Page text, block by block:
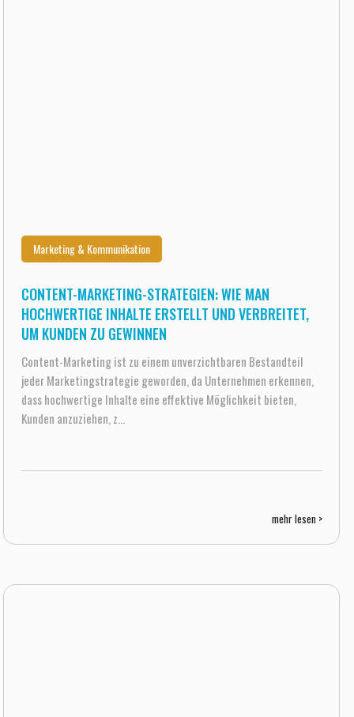
Marketing & Kommunikation
CONTENT-MARKETING-STRATEGIEN: WIE MAN
HOCHWERTIGE INHALTE ERSTELLT UND VERBREITET,
UM KUNDEN ZU GEWINNEN
Content-Marketing ist zu einem unverzichtbaren Bestandteil
jeder Marketingstrategie geworden, da Unternehmen erkennen,
dass hochwertige Inhalte eine effektive Möglichkeit bieten,
Kunden anzuziehen, z...
mehr lesen >